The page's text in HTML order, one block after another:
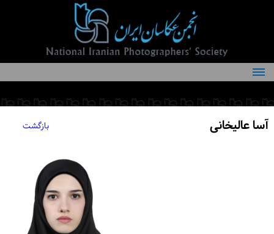
درباره انجمن
کمیته‌های انجمن
آسا عالیخانی بازگشت